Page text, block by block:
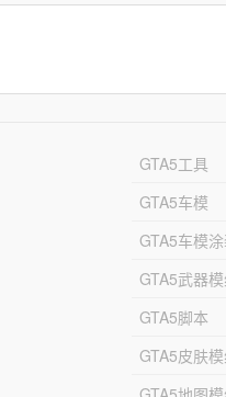
GTA5工具
GTA5车模
GTA5车模
GTA5武器模
GTA5脚本
GTA5皮肤模